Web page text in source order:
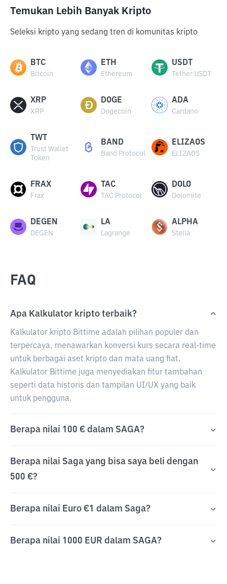
Temukan Lebih Banyak Kripto
Seleksi kripto yang sedang tren di komunitas kripto
BTC
Bitcoin
ETH
Ethereum
USDT
Tether USDT
XRP
XRP
DOGE
Dogecoin
ADA
Cardano
TWT
Trust Wallet
Token
BAND
Band Protocol
ELIZAOS
ELIZAOS
FRAX
Frax
TAC
TAC Protocol
DOLO
Dolomite
DEGEN
DEGEN
LA
Lagrange
ALPHA
Stella
FAQ
Apa Kalkulator kripto terbaik?
Kalkulator kripto Bittime adalah pilihan populer dan
terpercaya, menawarkan konversi kurs secara real-time
untuk berbagai aset kripto dan mata uang fiat.
Kalkulator Bittime juga menyediakan fitur tambahan
seperti data historis dan tampilan UI/UX yang baik
untuk pengguna.
Berapa nilai 100 € dalam SAGA?
Berapa nilai Saga yang bisa saya beli dengan
500 €?
Berapa nilai Euro €1 dalam Saga?
Berapa nilai 1000 EUR dalam SAGA?